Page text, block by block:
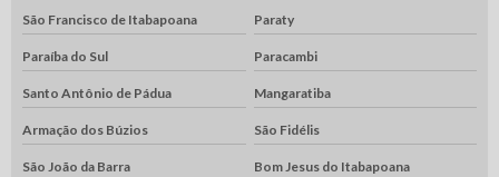
São Francisco de Itabapoana Paraty
Paraíba do Sul Paracambi
Santo Antônio de Pádua Mangaratiba
Armação dos Búzios São Fidélis
São João da Barra Bom Jesus do Itabapoana